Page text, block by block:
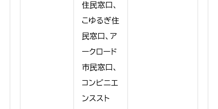
住民窓口、
こゆるぎ住
民窓口、ア
ークロード
市民窓口、
コンビニエ
ンススト